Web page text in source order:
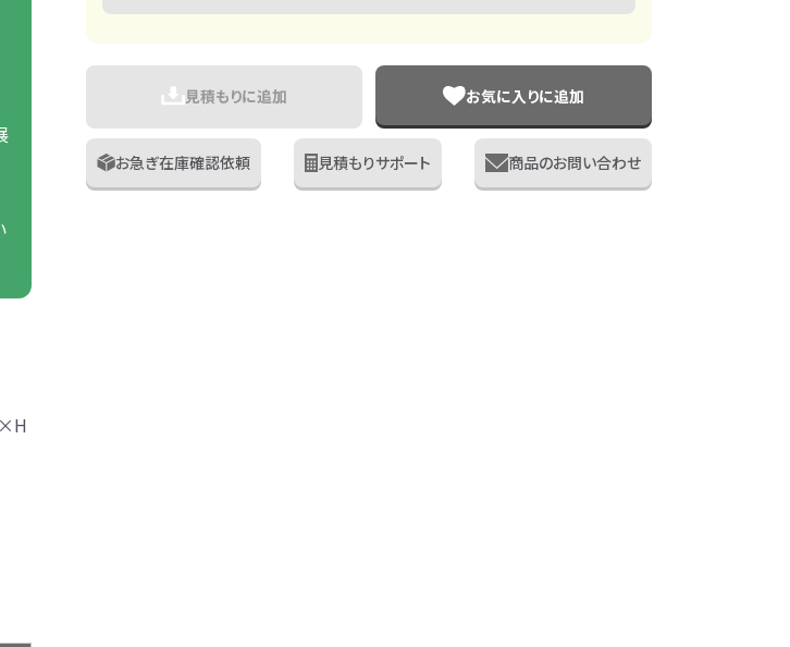
見積もりに追加 お気に入りに追加
お急ぎ在庫確認依頼 見積もりサポート 商品のお問い合わせ